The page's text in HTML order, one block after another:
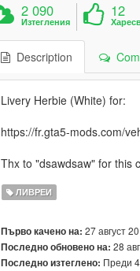
2 090
Изтегления
12
Description
Livery Herbie (White) for:
https://fr.gta5-mods.com/
Thx to "dsawdsaw" for this
ЛИВРЕИ
Първо качено на: 27 август
Последно обновено на: 28
Последно изтеглено: Преди